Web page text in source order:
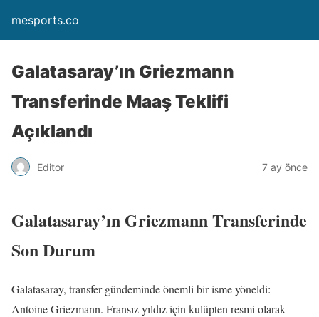
mesports.co
Galatasaray’ın Griezmann
Transferinde Maaş Teklifi
Açıklandı
Editor 7 ay önce
Galatasaray’ın Griezmann Transferinde
Son Durum
Galatasaray, transfer gündeminde önemli bir isme yöneldi:
Antoine Griezmann. Fransız yıldız için kulüpten resmi olarak